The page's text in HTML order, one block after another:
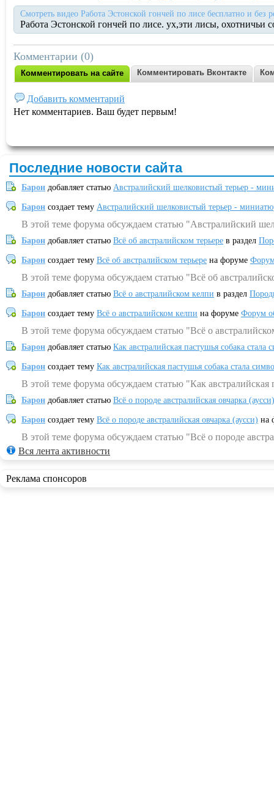
Смотреть видео Работа Эстонской гончей по лисе бесплатно и без
Работа Эстонской гончей по лисе. ух,эти лисы, охотничьи
Комментарии (0)
Комментировать на сайте Комментировать Вконтакте
Добавить комментарий
Нет комментариев. Ваш будет первым!
Последние новости сайта
Барон добавляет статью Австралийский шелковистый терьер -
Барон создает тему Австралийский шелковистый терьер -
В этой теме форума обсуждаем статью "Австралийский
Барон добавляет статью Всё об австралийском терьере в раздел
Барон создает тему Всё об австралийском терьере на форуме
В этой теме форума обсуждаем статью "Всё об
Барон добавляет статью Всё о австралийском келпи в раздел
Барон создает тему Всё о австралийском келпи на форуме Форум
В этой теме форума обсуждаем статью "Всё о
Барон добавляет статью Как австралийская пастушья собака
Барон создает тему Как австралийская пастушья собака стала
В этой теме форума обсуждаем статью "Как
Барон добавляет статью Всё о породе австралийская овчарка (аусси)
Барон создает тему Всё о породе австралийская овчарка (аусси) на
В этой теме форума обсуждаем статью "Всё о породе
Вся лента активности
Реклама спонсоров